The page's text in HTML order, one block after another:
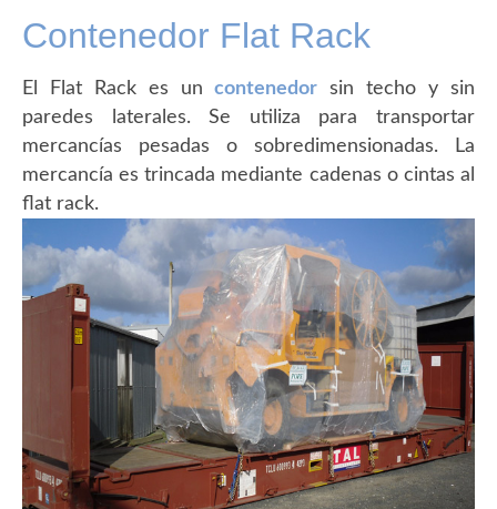
Contenedor Flat Rack
El Flat Rack es uncontenedor sin techo y sin
paredes laterales. Se utiliza para transportar
mercancías pesadas o sobredimensionadas. La
mercancía es trincada mediante cadenas o cintas al
flat rack.